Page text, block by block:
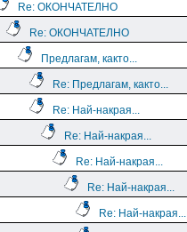
Re: ОКОНЧАТЕЛНО
Re: ОКОНЧАТЕЛНО
Предлагам, както...
Re: Предлагам, както...
Re: Най-накрая...
Re: Най-накрая...
Re: Най-накрая...
Re: Най-накрая...
Re: Най-накрая...